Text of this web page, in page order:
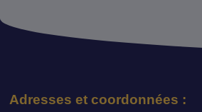
Adresses et coordonnées :